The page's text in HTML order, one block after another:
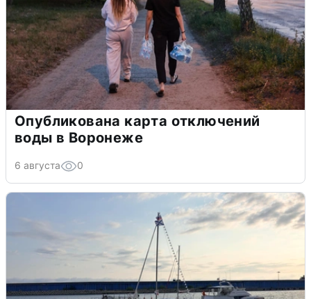
Опубликована карта отключений
воды в Воронеже
6 августа 0